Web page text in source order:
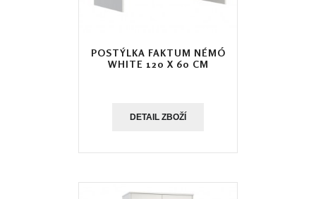
POSTÝLKA FAKTUM NÉMÓ
WHITE 120 X 60 CM
DETAIL ZBOŽÍ